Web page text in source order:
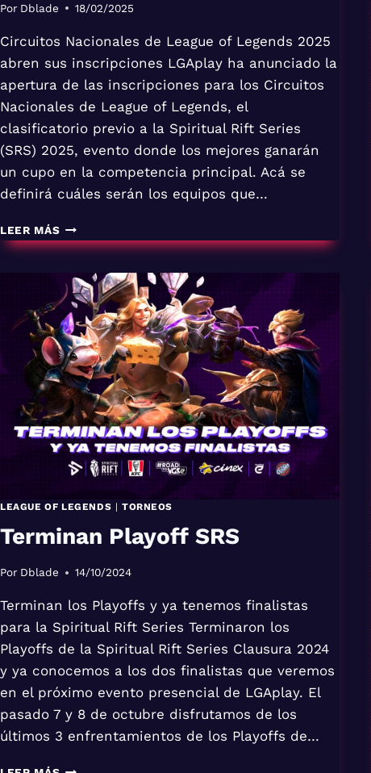
Por Dblade 18/02/2025
Circuitos Nacionales de League of Legends 2025
abren sus inscripciones LGAplay ha anunciado la
apertura de las inscripciones para los Circuitos
Nacionales de League of Legends, el
clasificatorio previo a la Spiritual Rift Series
(SRS) 2025, evento donde los mejores ganarán
un cupo en la competencia principal. Acá se
definirá cuáles serán los equipos que…
LEER MÁSCIRCUITOS
NACIONALES
LEAGUE
OF
LEGENDS
2025
ABREN
SUS
INSCRIPCIONES
LEAGUE OF LEGENDS | TORNEOS
Terminan Playoff SRS
Por Dblade 14/10/2024
Terminan los Playoffs y ya tenemos finalistas
para la Spiritual Rift Series Terminaron los
Playoffs de la Spiritual Rift Series Clausura 2024
y ya conocemos a los dos finalistas que veremos
en el próximo evento presencial de LGAplay. El
pasado 7 y 8 de octubre disfrutamos de los
últimos 3 enfrentamientos de los Playoffs de…
TERMINAN